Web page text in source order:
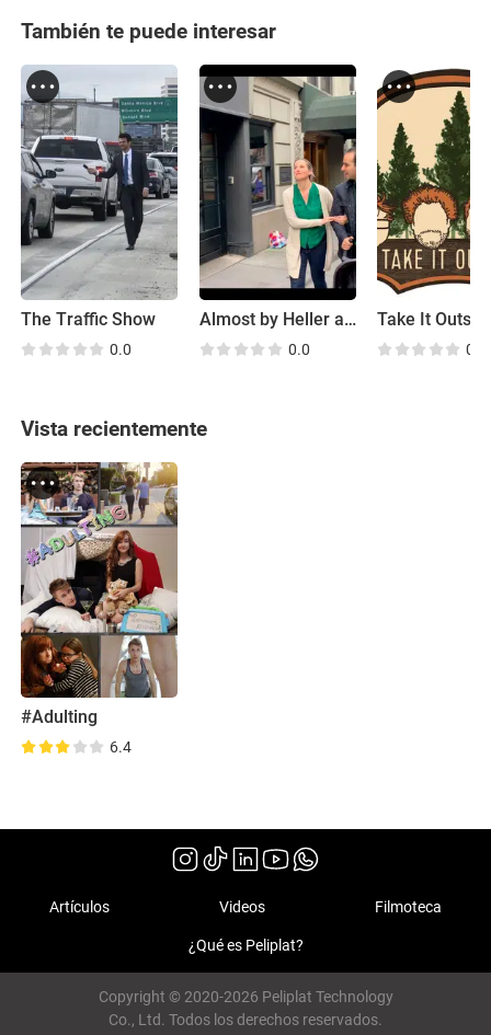
También te puede interesar
The Traffic Show
0.0
Almost by Heller and Stone
0.0
Take It
0.0
Vista recientemente
#Adulting
6.4
Artículos Videos Filmoteca
¿Qué es Peliplat?
Copyright © 2020-2026 Peliplat Technology
Co., Ltd. Todos los derechos reservados.